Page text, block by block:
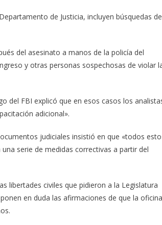
de Justicia, incluyen búsquedas de
del asesinato a manos de la policía del
y otras personas sospechosas de violar
del FBI explicó que en esos casos los
adicional».
judiciales insistió en que «todos
serie de medidas correctivas a partir del
libertades civiles que pidieron a la Legislatura
en duda las afirmaciones de que la